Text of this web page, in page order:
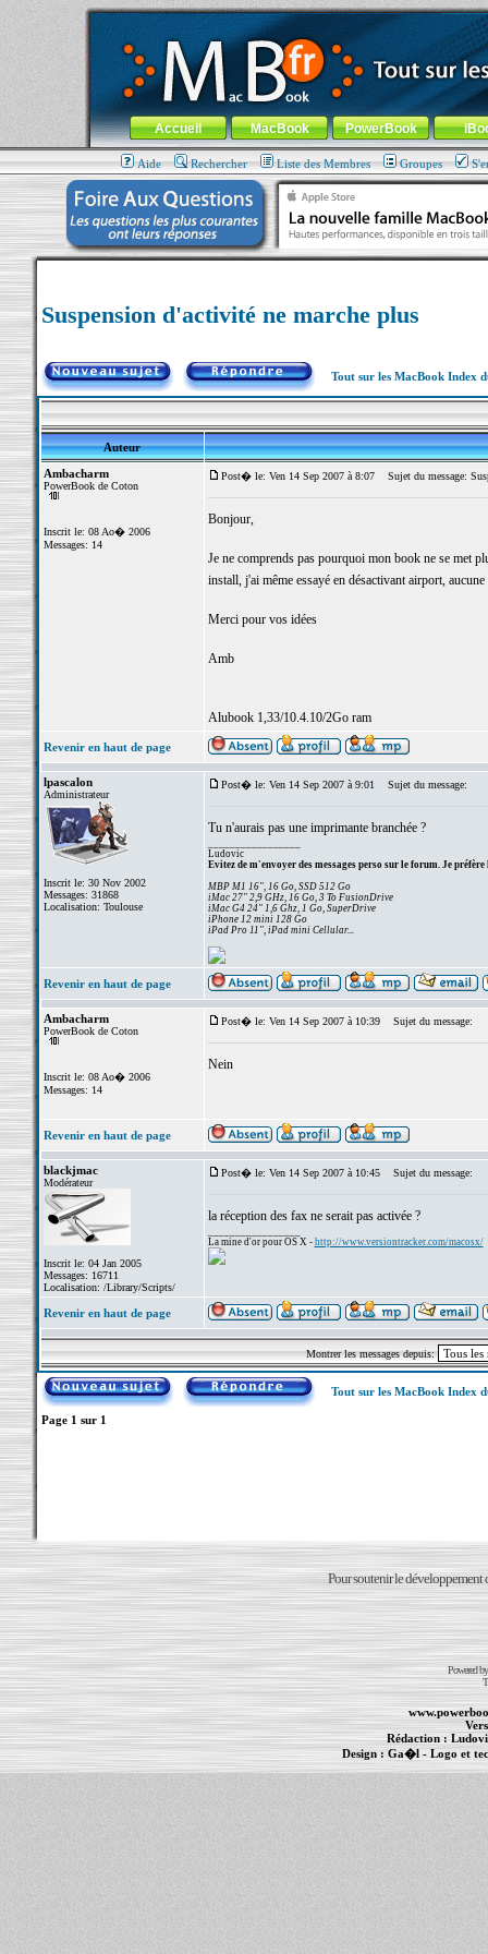
MacBook-fr.com : 100% Apple... 100% nomade !
Aller au contenu-Aller au menu général-Aller au menu de
Menu général
Accueil MacBook PowerBook
Aide Rechercher Liste des Membres Groupes
Suspension d'activité ne marche plus
Tout sur les MacBook Index
Auteur
Ambacharm
PowerBook de Coton
Inscrit le: 08 Ao� 2006
Messages: 14
Post� le: Ven 14 Sep 2007 à 8:07 Sujet du message:
Bonjour,
Je ne comprends pas pourquoi mon book ne se met
install, j'ai même essayé en désactivant airport,
Merci pour vos idées
Amb
Alubook 1,33/10.4.10/2Go ram
Revenir en haut de page
lpascalon
Administrateur
Inscrit le: 30 Nov 2002
Messages: 31868
Localisation: Toulouse
Post� le: Ven 14 Sep 2007 à 9:01 Sujet du message:
Tu n'aurais pas une imprimante branchée ?
Ludovic
Evitez de m'envoyer des messages perso sur le forum. Je préfère
MBP M1 16", 16 Go, SSD 512 Go
iMac 27" 2,9 GHz, 16 Go, 3 To FusionDrive
iMac G4 24" 1,6 Ghz, 1 Go, SuperDrive
iPhone 12 mini 128 Go
iPad Pro 11", iPad mini Cellular...
Revenir en haut de page
Ambacharm
PowerBook de Coton
Inscrit le: 08 Ao� 2006
Messages: 14
Post� le: Ven 14 Sep 2007 à 10:39 Sujet du message:
Nein
Revenir en haut de page
blackjmac
Modérateur
Inscrit le: 04 Jan 2005
Messages: 16711
Localisation: /Library/Scripts/
Post� le: Ven 14 Sep 2007 à 10:45 Sujet du message:
la réception des fax ne serait pas activée ?
La mine d'or pour OS X - http://www.versiontracker.com/macosx/
Revenir en haut de page
Montrer les messages depuis:
Tout sur les MacBook Index
Page 1 sur 1
Pour soutenir le développement
Powered
Rédaction :
Design : Ga�l- Logo et